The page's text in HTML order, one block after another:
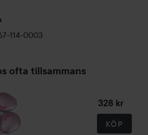
114-0003
ofta tillsammans
328 kr
KÖP